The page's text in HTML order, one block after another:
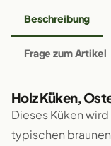
Beschreibung
Frage zum Artikel
Holz Küken,
Dieses Küken
typischen